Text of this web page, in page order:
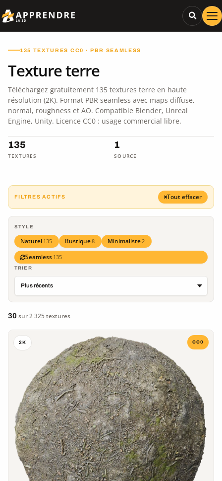
135 TEXTURES CC0 · PBR SEAMLESS
Texture terre
Téléchargez gratuitement 135 textures terre en haute
résolution (2K). Format PBR seamless avec maps diffuse,
normal, roughness et AO. Compatible Blender, Unreal
Engine, Unity. Licence CC0 : usage commercial libre.
135
TEXTURES
1
SOURCE
FILTRES ACTIFS Tout effacer
STYLE
Naturel 135 Rustique8 Minimaliste 2
Seamless 135
TRIER
30 sur 2 325 textures
2K CC0